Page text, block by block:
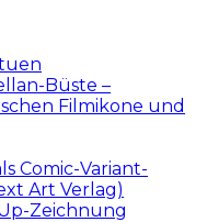
Büste –
Filmikone und
Comic-Variant-
Art Verlag)
Zeichnung